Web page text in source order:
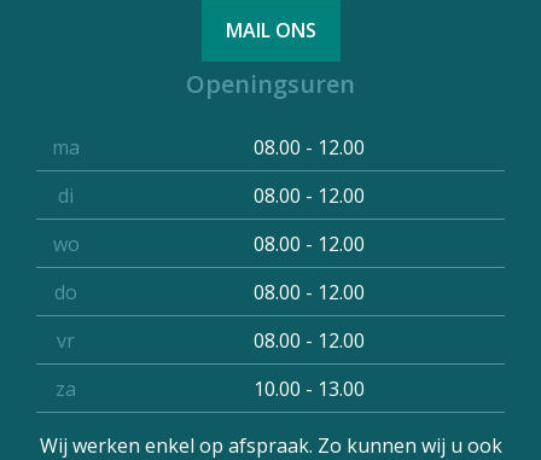
MAIL ONS
Openingsuren
ma
08.00 - 12.00
di
08.00 - 12.00
wo
08.00 - 12.00
do
08.00 - 12.00
vr
08.00 - 12.00
za
10.00 - 13.00
Wij werken enkel op afspraak. Zo kunnen wij u ook